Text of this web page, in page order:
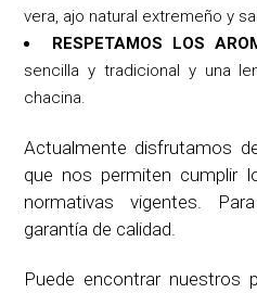
vera, ajo natural extremeño y
RESPETAMOS LOS
sencilla y tradicional y una
chacina.
Actualmente disfrutamos
que nos permiten cumplir
normativas vigentes.
garantía de calidad.
Puede encontrar nuestros